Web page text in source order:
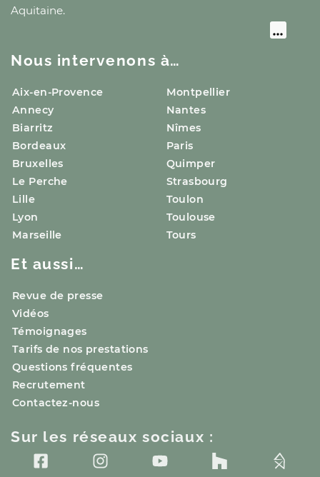
Aquitaine.
Nous intervenons à…
Aix-en-Provence
Annecy
Biarritz
Bordeaux
Bruxelles
Le Perche
Lille
Lyon
Marseille
Montpellier
Nantes
Nîmes
Paris
Quimper
Strasbourg
Toulon
Toulouse
Tours
Et aussi…
Revue de presse
Vidéos
Témoignages
Tarifs de nos prestations
Questions fréquentes
Recrutement
Contactez-nous
Sur les réseaux sociaux :